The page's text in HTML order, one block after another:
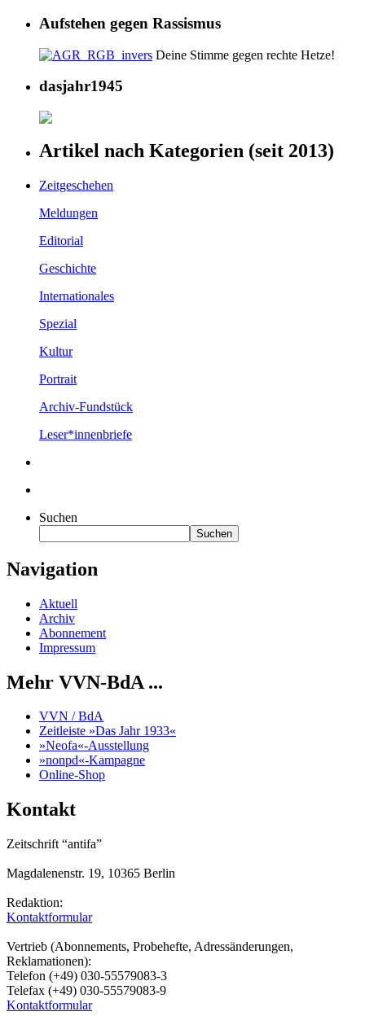
Aufstehen gegen Rassismus
Deine Stimme gegen rechte Hetze!
dasjahr1945
Artikel nach Kategorien (seit 2013)
Zeitgeschehen
Meldungen
Editorial
Geschichte
Internationales
Spezial
Kultur
Portrait
Archiv-Fundstück
Leser*innenbriefe
Suchen
Suchen
Navigation
Aktuell
Archiv
Abonnement
Impressum
Mehr VVN-BdA ...
VVN / BdA
Zeitleiste »Das Jahr 1933«
»Neofa«-Ausstellung
»nonpd«-Kampagne
Online-Shop
Kontakt
Zeitschrift “antifa”
Magdalenenstr. 19, 10365 Berlin
Redaktion:
Kontaktformular
Vertrieb (Abonnements, Probehefte, Adressänderungen,
Reklamationen):
Telefon (+49) 030-55579083-3
Telefax (+49) 030-55579083-9
Kontaktformular